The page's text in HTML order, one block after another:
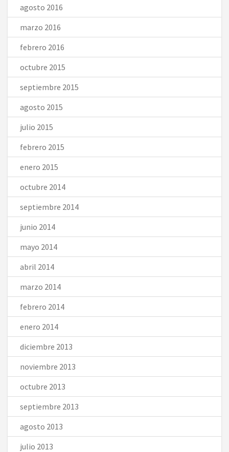
agosto 2016
marzo 2016
febrero 2016
octubre 2015
septiembre 2015
agosto 2015
julio 2015
febrero 2015
enero 2015
octubre 2014
septiembre 2014
junio 2014
mayo 2014
abril 2014
marzo 2014
febrero 2014
enero 2014
diciembre 2013
noviembre 2013
octubre 2013
septiembre 2013
agosto 2013
julio 2013